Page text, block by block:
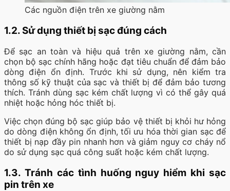
Các nguồn điện trên xe giường nằm
1.2. Sử dụng thiết bị sạc đúng cách
Để sạc an toàn và hiệu quả trên xe giường nằm, cần
chọn bộ sạc chính hãng hoặc đạt tiêu chuẩn để đảm bảo
dòng điện ổn định. Trước khi sử dụng, nên kiểm tra
thông số kỹ thuật của sạc và thiết bị để đảm bảo tương
thích. Tránh dùng sạc kém chất lượng vì có thể gây quá
nhiệt hoặc hỏng hóc thiết bị.
Việc chọn đúng bộ sạc giúp bảo vệ thiết bị khỏi hư hỏng
do dòng điện không ổn định, tối ưu hóa thời gian sạc để
thiết bị nạp đầy pin nhanh hơn và giảm nguy cơ cháy nổ
do sử dụng sạc quá công suất hoặc kém chất lượng.
1.3. Tránh các tình huống nguy hiểm khi sạc
pin trên xe